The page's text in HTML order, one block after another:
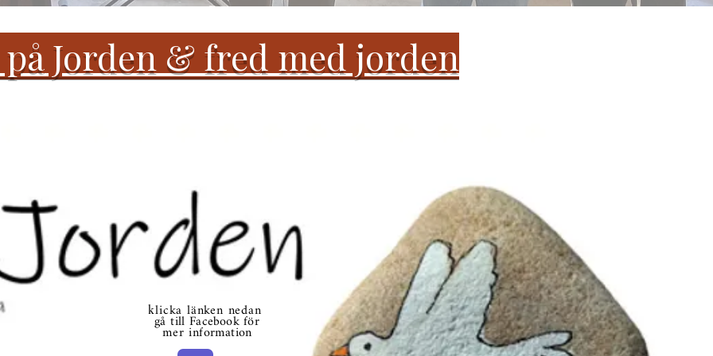
Jorden & fred med jorden
klicka länken nedan
gå tillFacebook för
merinformation